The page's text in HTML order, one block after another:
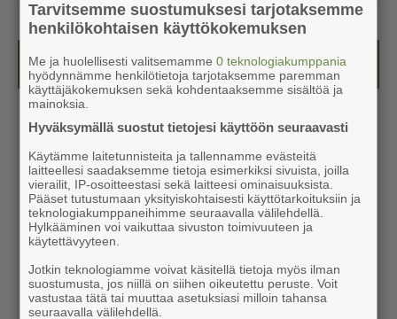
Kesälehti (ilmainen)
Tarvitsemme suostumuksesi tarjotaksemme
henkilökohtaisen käyttökokemuksen
Me ja huolellisesti valitsemamme0 teknologiakumppania
hyödynnämme henkilötietoja tarjotaksemme paremman
käyttäjäkokemuksen sekä kohdentaaksemme sisältöä ja
mainoksia.
Hyväksymällä suostut tietojesi käyttöön seuraavasti
Käytämme laitetunnisteita ja tallennamme evästeitä
laitteellesi saadaksemme tietoja esimerkiksi sivuista, joilla
vierailit, IP-osoitteestasi sekä laitteesi ominaisuuksista.
Pääset tutustumaan yksityiskohtaisesti käyttötarkoituksiin ja
teknologiakumppaneihimme seuraavalla välilehdellä.
Hylkääminen voi vaikuttaa sivuston toimivuuteen ja
käytettävyyteen.
Jotkin teknologiamme voivat käsitellä tietoja myös ilman
suostumusta, jos niillä on siihen oikeutettu peruste. Voit
vastustaa tätä tai muuttaa asetuksiasi milloin tahansa
seuraavalla välilehdellä.